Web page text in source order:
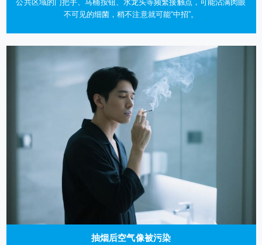
公共区域的门把手、马桶按钮、水龙头等频繁接触点，可能沾满肉眼
不可见的细菌，稍不注意就可能“中招”。
抽烟后空气像被污染